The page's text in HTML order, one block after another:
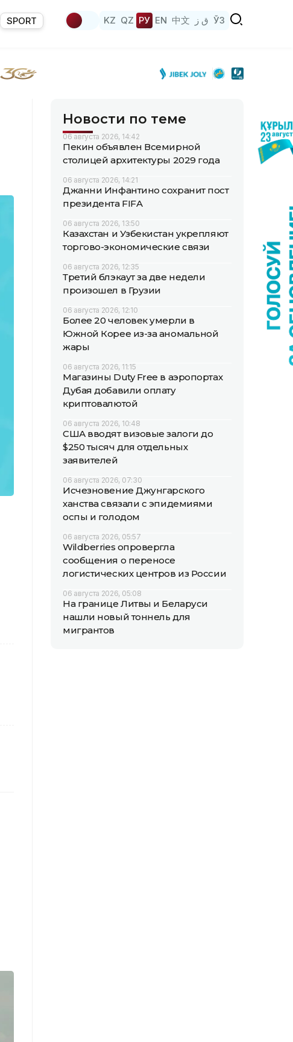
SPORT KZ QZ РУ EN 中文 ق ز ЎЗ
Новости по теме
06 августа 2026, 14:42
Пекин объявлен Всемирной
столицей архитектуры 2029 года
06 августа 2026, 14:21
Джанни Инфантино сохранит пост
президента FIFA
06 августа 2026, 13:50
Казахстан и Узбекистан укрепляют
торгово-экономические связи
06 августа 2026, 12:35
Третий блэкаут за две недели
произошел в Грузии
06 августа 2026, 12:10
Более 20 человек умерли в
Южной Корее из-за аномальной
жары
06 августа 2026, 11:15
Магазины Duty Free в аэропортах
Дубая добавили оплату
криптовалютой
06 августа 2026, 10:48
США вводят визовые залоги до
$250 тысяч для отдельных
заявителей
06 августа 2026, 07:30
Исчезновение Джунгарского
ханства связали с эпидемиями
оспы и голодом
06 августа 2026, 05:57
Wildberries опровергла
сообщения о переносе
логистических центров из России
06 августа 2026, 05:08
На границе Литвы и Беларуси
нашли новый тоннель для
мигрантов